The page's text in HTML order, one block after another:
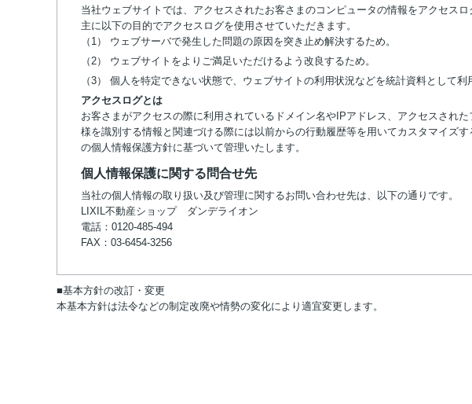
当社ウェブサイトでは、アクセスされたお客さまのコンピュータの情報をアクセスロ
主に以下の目的でアクセスログを使用させていただきます。
（1） ウェブサーバで発生した問題の原因を突き止め解決するため。
（2） ウェブサイトをよりご満足いただけるよう改良するため。
（3） 個人を特定できない状態で、ウェブサイトの利用状況などを統計資料として利
アクセスログとは
お客さまがアクセスの際に利用されているドメイン名やIPアドレス、アクセスされ
様を識別する情報と関連づける際には以前からの行動履歴等を用いてカスタマイズ
の個人情報保護方針に基づいて管理いたします。
個人情報保護に関する問合せ先
当社の個人情報の取り扱い及び管理に関するお問い合わせ先は、以下の通りです。
LIXIL不動産ショップ ダンデライオン
電話：0120-485-494
FAX：03-6454-3256
■基本方針の改訂・変更
本基本方針は法令などの制定改廃や情勢の変化により適宜変更します。